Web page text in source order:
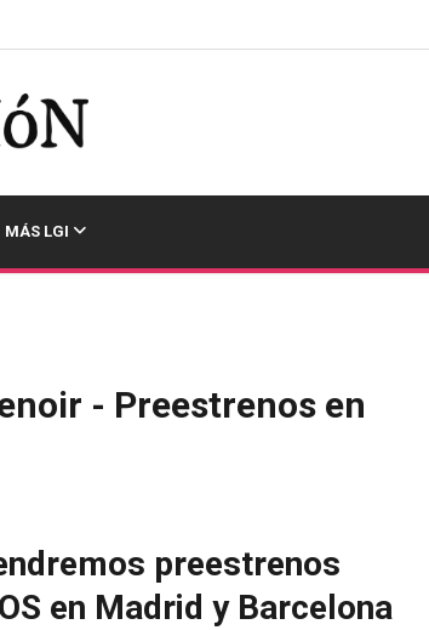
MÁS LGI
- Preestrenos en
preestrenos
en Madrid y Barcelona